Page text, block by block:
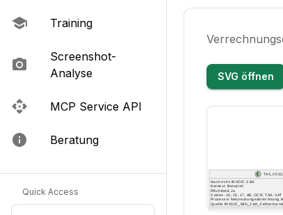
Training
Screenshot-
Analyse
MCP Service API
Beratung
Quick Access
SVG öffnen